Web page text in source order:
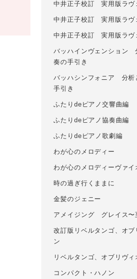
中井正子校訂 実用版ラヴ
中井正子校訂 実用版ラヴ
中井正子校訂 実用版ラヴ
バッハインヴェンション
奏の手引き
バッハシンフォニア 分析
手引き
ふたりdeピアノ交響曲編
ふたりdeピアノ協奏曲編
ふたりdeピアノ歌劇編
わが心のメロディー
わが心のメロディーヴァイ
時の過ぎ行くままに
金髪のジェニー
アメイジング グレイス〜
改訂版リベルタンゴ、オブ
ン
リベルタンゴ、オブリヴィ
コンパクト・ハノン